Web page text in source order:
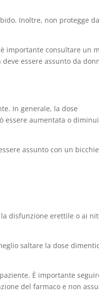
Inoltre, non protegge
importante consultare un
essere assunto da
In generale, la dose
essere aumentata o
assunto con un
disfunzione erettile o ai
saltare la dose
È importante
del farmaco e non